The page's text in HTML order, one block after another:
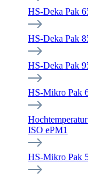
HS-Deka Pak
HS-Deka Pak
HS-Deka Pak
HS-Mikro Pak
ISO ePM1
HS-Mikro Pak